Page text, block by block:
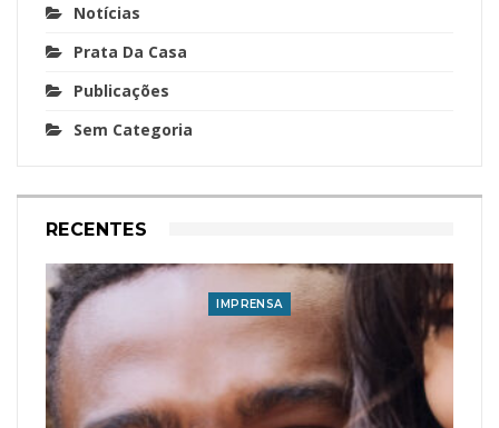
Notícias
Prata Da Casa
Publicações
Sem Categoria
RECENTES
IMPRENSA